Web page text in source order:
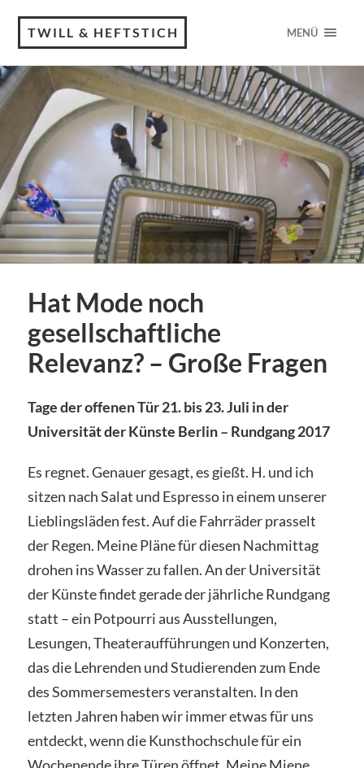
TWILL & HEFTSTICH MENÜ
Hat Mode noch
gesellschaftliche
Relevanz? – Große Fragen
Tage der offenen Tür 21. bis 23. Juli in der
Universität der Künste Berlin – Rundgang 2017
Es regnet. Genauer gesagt, es gießt. H. und ich
sitzen nach Salat und Espresso in einem unserer
Lieblingsläden fest. Auf die Fahrräder prasselt
der Regen. Meine Pläne für diesen Nachmittag
drohen ins Wasser zu fallen. An der Universität
der Künste findet gerade der jährliche Rundgang
statt – ein Potpourri aus Ausstellungen,
Lesungen, Theateraufführungen und Konzerten,
das die Lehrenden und Studierenden zum Ende
des Sommersemesters veranstalten. In den
letzten Jahren haben wir immer etwas für uns
entdeckt, wenn die Kunsthochschule für ein